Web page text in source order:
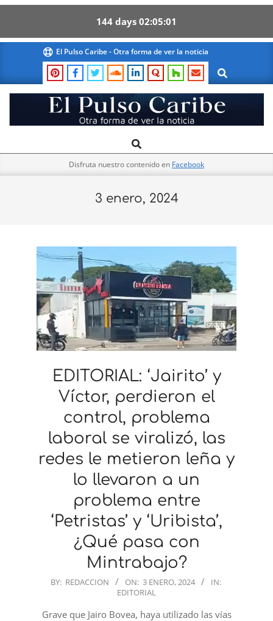
144 days 02 05 00
content
El Pulso Caribe - Otra forma de ver la noticia
Search
El
Pulso
Navigation
Search
Disfruta nuestro contenido en Facebook
3 enero, 2024
EDITORIAL: ‘Jairito’ y
Víctor, perdieron el
control, problema
laboral se viralizó, las
redes le metieron leña y
lo llevaron a un
problema entre
‘Petristas’ y ‘Uribista’,
¿Qué pasa con
Mintrabajo?
2024-
03
BY: REDACCION ON: 3 ENERO, 2024
IN:
EDITORIAL
Grave que Jairo Bovea, haya utilizado las vías